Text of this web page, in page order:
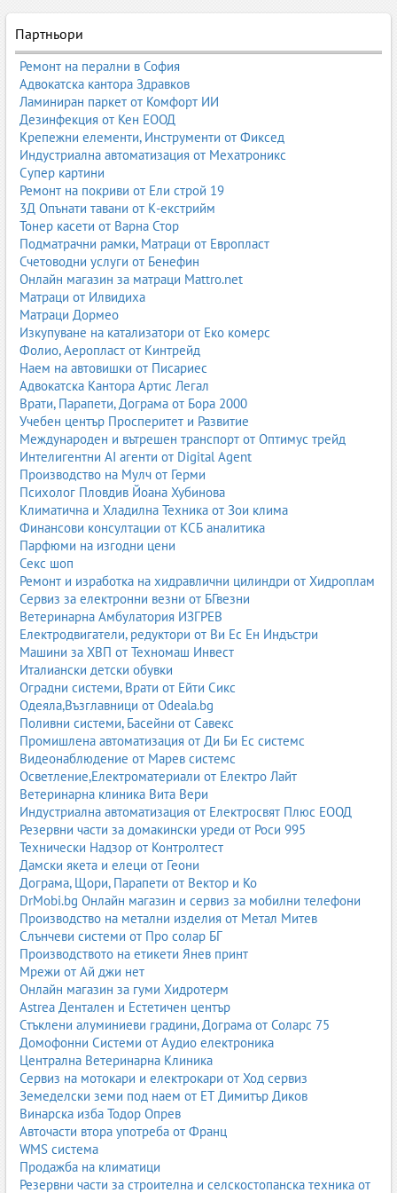
динамично, като се внедряват нови технологии, подобрени
системи за компресиране и съхранение на газ, както и
интелигентни решения за управление на процесите.
Защо газовите горива са по-евтини – реални технически
причини
Цената на пропан-бутана и метана е значително по-ниска от
тази на бензина и дизела поради една фундаментална
причина: газът естраничен, отпадъчен продукт
производството на течни горива. При рафинирането на нефт за
получаване на бензин и дизел се отделят големи количества
газови фракции, които след пречистване се използват като
автомобилно гориво.
Това прави пропан-бутана и метана
защото тяхната себестойност е по-ниска, а производството им
не изисква допълнителни сложни процеси. Затова цената на
газовите горива е:
около два пъти по-ниска от бензина
значително по-ниска от дизела
по-стабилна във времето.
Съвременните газови уредби – работа на двигателя като
на бензин
Днешните газови системи са на изключително високо
технологично ниво. Марки катоLovato, Prins, Zavoli
предлагат газови уредби от последно поколение, които
осигуряват работа на двигателяидентична на бензиновата
Благодарение на прецизни инжектори, електронни блокове за
управление и адаптивни карти, двигателят запазва:
мощността;
еластичността;
динамиката;
ниските вибрации;
дългия живот .
Автомобили, произведени да работят само на газ
На пазара вече има и южнокорейски автомобили, фабрично
произведени да работят само на газ. Те използват бутилки под
високо налягане, пълни съсвтечнен пропан-бутан
проектирани така, че двигателят да работи на газ
едно като на бензин.
Тези автомобили доказват, че газовото гориво не е компромис,
апълноценна алтернативана традиционните течни горива,
осигуряваща:
висока мощност;
ниски разходи;
екологичност;
дълъг живот на двигателя;
по-ниски емисии и по-чисто горене.
Видове газстанции
Газстанциите могат да бъдат класифицирани според вида на
горивото, което предлагат:
1. Газстанции за пропан-бутан (LPG)
Пропан-бутанът е едно от най-разпространените автомобилни
горива в България. Газстанциите за LPG са оборудвани със
специализирани резервоари, помпи, дозиращи системи и
системи за безопасност.
2. Метанстанции (CNG)
Метанът (CNG) е компресиран природен газ, който се използва
Партньори
Ремонт на перални в София
Адвокатска кантора Здравков
Ламиниран паркет от Комфорт ИИ
Дезинфекция от Кен ЕООД
Крепежни елементи, Инструменти от Фиксед
Индустриална автоматизация от Мехатроникс
Супер картини
Ремонт на покриви от Ели строй 19
3Д Опънати тавани от К-екстрийм
Тонер касети от Варна Стор
Подматрачни рамки, Матраци от Европласт
Счетоводни услуги от Бенефин
Онлайн магазин за матраци Mattro.net
Матраци от Илвидиха
Матраци Дормео
Изкупуване на катализатори от Еко комерс
Фолио, Аеропласт от Кинтрейд
Наем на автовишки от Писариес
Адвокатска Кантора Артис Легал
Врати, Парапети, Дограма от Бора 2000
Учебен център Просперитет и Развитие
Международен и вътрешен транспорт от Оптимус трейд
Интелигентни AI агенти от Digital Agent
Производство на Мулч от Герми
Психолог Пловдив Йоана Хубинова
Климатична и Хладилна Техника от Зои клима
Финансови консултации от КСБ аналитика
Парфюми на изгодни цени
Секс шоп
Ремонт и изработка на хидравлични цилиндри от Хидроплам
Сервиз за електронни везни от БГвезни
Ветеринарна Амбулатория ИЗГРЕВ
Електродвигатели, редуктори от Ви Ес Ен Индъстри
Машини за ХВП от Техномаш Инвест
Италиански детски обувки
Оградни системи, Врати от Ейти Сикс
Одеяла,Възглавници от Odeala.bg
Поливни системи, Басейни от Савекс
Промишлена автоматизация от Ди Би Ес системс
Видеонаблюдение от Марев системс
Осветление,Електроматериали от Електро Лайт
Ветеринарна клиника Вита Вери
Индустриална автоматизация от Електросвят Плюс ЕООД
Резервни части за домакински уреди от Роси 995
Технически Надзор от Контролтест
Дамски якета и елеци от Геони
Дограма, Щори, Парапети от Вектор и Ко
DrMobi.bg Онлайн магазин и сервиз за мобилни телефони
Производство на метални изделия от Метал Митев
Слънчеви системи от Про солар БГ
Производството на етикети Янев принт
Мрежи от Ай джи нет
Онлайн магазин за гуми Хидротерм
Astrea Дентален и Естетичен център
Стъклени алуминиеви градини, Дограма от Соларс 75
Домофонни Системи от Аудио електроника
Централна Ветеринарна Клиника
Сервиз на мотокари и електрокари от Ход сервиз
Земеделски земи под наем от ЕТ Димитър Диков
Винарска изба Тодор Опрев
Авточасти втора употреба от Франц
WMS система
Продажба на климатици
Резервни части за строителна и селскостопанска техника от